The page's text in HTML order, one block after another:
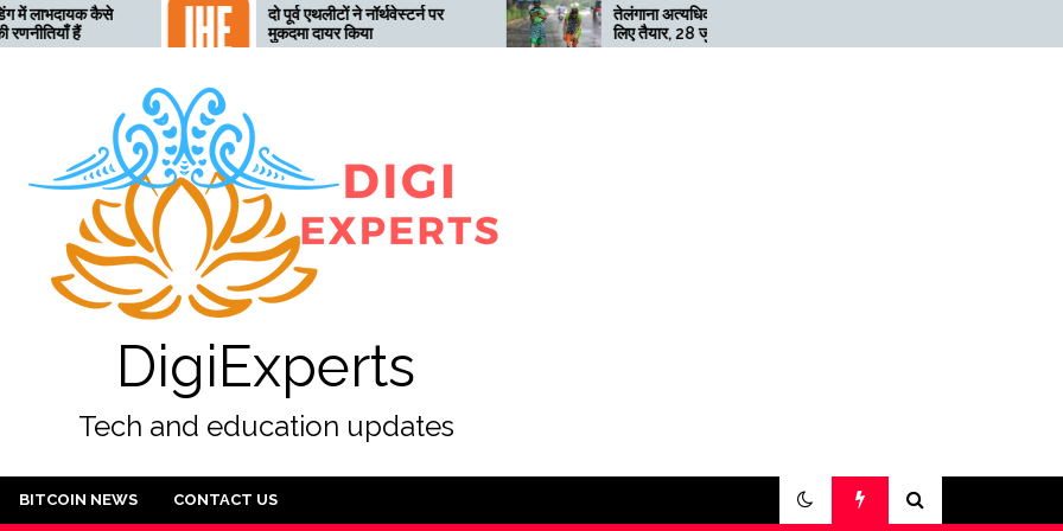
कैसे
दो पूर्व एथलीटों ने नॉर्थवेस्टर्न पर
मुकदमा दायर किया
तेलंगाना अत्यधिक भारी बारिश के
लिए तैयार, 28 जुलाई तक ‘रेड’
अलर्ट जारी
हुई तो खनन लाभदायक नहीं है
DigiExperts
Tech and education updates
BITCOIN NEWS CONTACT US